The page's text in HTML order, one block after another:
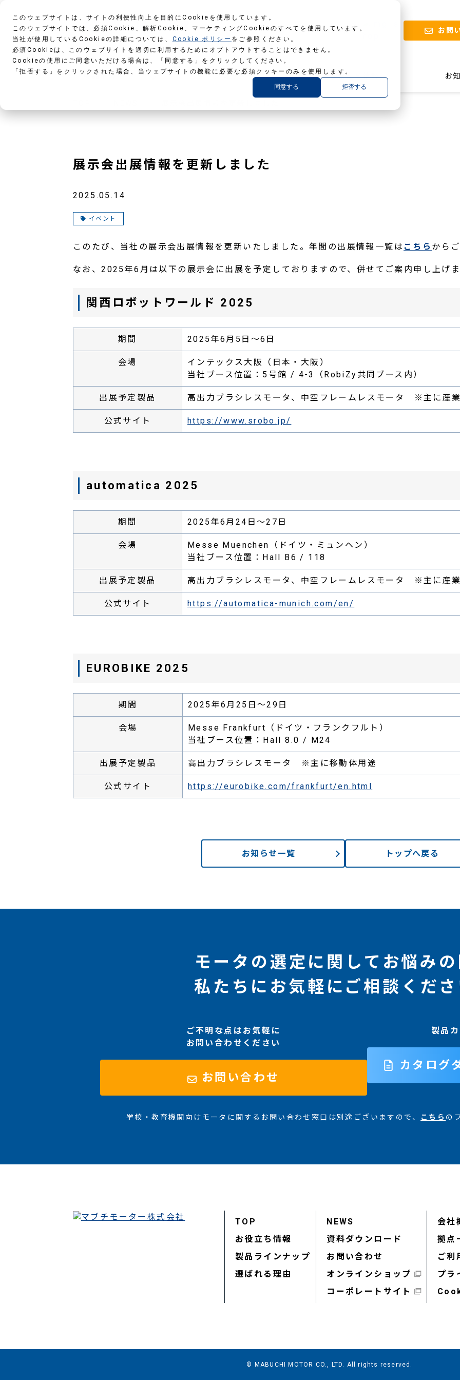
このウェブサイトは、サイトの利便性向上を目的にCookieを使用しています。
このウェブサイトでは、必須Cookie、解析Cookie、マーケティングCookieのすべてを使用しています。
当社が使用しているCookieの詳細については、 Cookie ポリシー をご参照ください。
必須Cookieは、このウェブサイトを適切に利用するためにオプトアウトすることはできません。
Cookieの使用にご同意いただける場合は、「同意する」をクリックしてください。
「拒否する」をクリックされた場合、当ウェブサイトの機能に必要な必須クッキーのみを使用します。
同意する 拒否する
お問
製品情報 ダウンロード お役立ち情報 お
展示会出展情報を更新しました
2025.05.14
イベント
このたび、当社の展示会出展情報を更新いたしました。年間の出展情報一覧は こちら から
なお、2025年6 月は以下の展示会に出展を予定しておりますので、併せてご案内申し上げま
関西ロボットワールド 2025
期間 2025年6月5日～6日
会場
インテックス大阪（日本・大阪）
当社ブース位置：5号館 / 4-3（RobiZy共同ブース内）
出展予定製品 高出力ブラシレスモータ、中空フレームレスモータ ※主に産
公式サイト https://www.srobo.jp/
automatica 2025
期間 2025年6月24日～27日
会場
Messe Muenchen（ドイツ・ミュンヘン）
当社ブース位置：Hall B6 / 118
出展予定製品 高出力ブラシレスモータ、中空フレームレスモータ ※主に産
公式サイト https://automatica-munich.com/en/
EUROBIKE 2025
期間 2025年6月25日～29日
会場
Messe Frankfurt（ドイツ・フランクフルト）
当社ブース位置：Hall 8.0 / M24
出展予定製品 高出力ブラシレスモータ ※主に移動体用途
公式サイト https://eurobike.com/frankfurt/en.html
お知らせ一覧 トップへ戻る
モータの選定に関してお悩み
私たちにお気軽にご相談くださ
ご不明な点はお気軽に
お問い合わせください
お問い合わせ
製品
カタログ
学校・教育機関向けモータに関するお問い合わせ窓口は別途ございますので、 こちら の
TOP
お役立ち情報
製品ラインナップ
選ばれる理由
NEWS
資料ダウンロード
お問い合わせ
オンラインショップ
コーポレートサイト
会社
拠点
ご利
プラ
© MABUCHI MOTOR CO., LTD. All rights reserved.